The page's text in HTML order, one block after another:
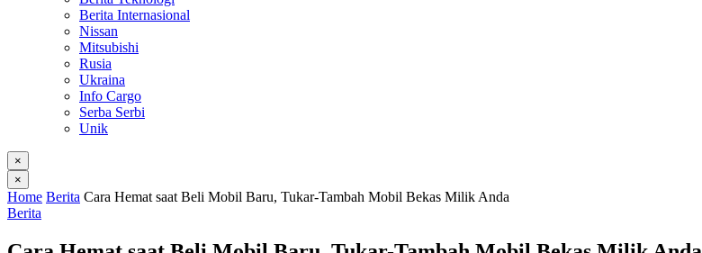
Berita Internasional
Nissan
Mitsubishi
Rusia
Ukraina
Info Cargo
Serba Serbi
Unik
×
×
Home Berita Cara Hemat saat Beli Mobil Baru, Tukar-Tambah Mobil Bekas Milik Anda
Berita